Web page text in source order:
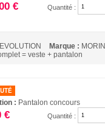
€ Quantité :
Marque : MORIN
= veste + pantalon
: Pantalon concours
€ Quantité :